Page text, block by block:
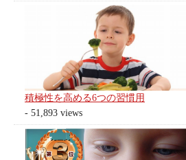
積極性を高める6つの習慣用
- 51,893 views